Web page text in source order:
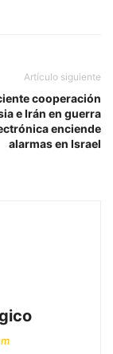
Artículo siguiente
cooperación
e Irán en guerra
enciende
alarmas en Israel